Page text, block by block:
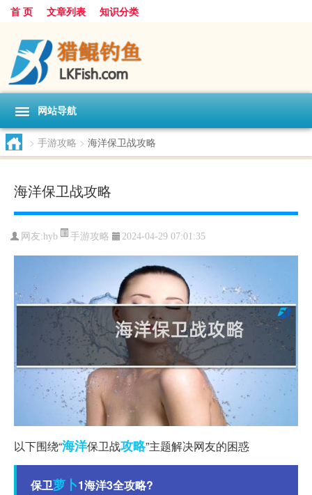
首 页 文章列表 知识分类
网站导航
> 手游攻略 > 海洋保卫战攻略
海洋保卫战攻略
网友:hyb 手游攻略 2024-04-29 07:01:35
以下围绕“海洋保卫战攻略”主题解决网友的困惑
保卫萝卜1海洋3全攻略?